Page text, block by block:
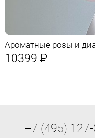
Ароматные розы и
10399 Р
+7 (495)